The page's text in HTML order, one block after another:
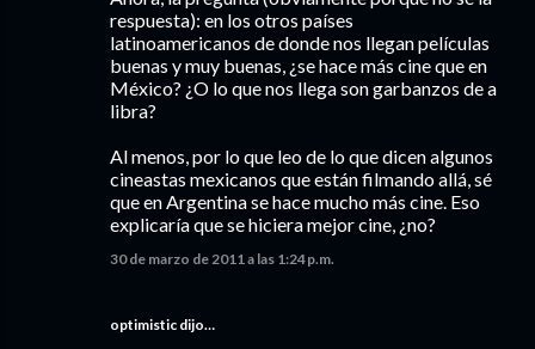
respuesta): en los otros países
latinoamericanos de donde nos llegan películas
buenas y muy buenas, ¿se hace más cine que en
México? ¿O lo que nos llega son garbanzos de a
libra?
Al menos, por lo que leo de lo que dicen algunos
cineastas mexicanos que están filmando allá, sé
que en Argentina se hace mucho más cine. Eso
explicaría que se hiciera mejor cine, ¿no?
30 de marzo de 2011 a las 1:24 p.m.
optimistic dijo…